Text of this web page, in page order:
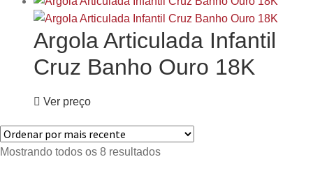
Argola Articulada Infantil
Cruz Banho Ouro 18K
Ver preço
Mostrando todos os 8 resultados